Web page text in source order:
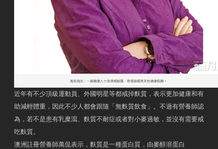
近年有不少頂級運動員、外國明星等都戒掉麩質，表示更加健康和有
助減輕體重，因此不少人都會跟隨「無麩質飲食」。不過有營養師認
為，若不是患有乳糜瀉、麩質不耐症或者對小麥過敏，並沒有需要戒
吃麩質。
澳洲註冊營養師萬侃表示，麩質是一種蛋白質，由麥醇溶蛋白